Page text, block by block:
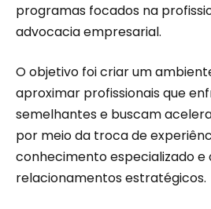
programas focados na
advocacia empresarial.
O objetivo foi criar um
aproximar profissionais que
semelhantes e buscam
por meio da troca de
conhecimento especializado e
relacionamentos estratégicos.